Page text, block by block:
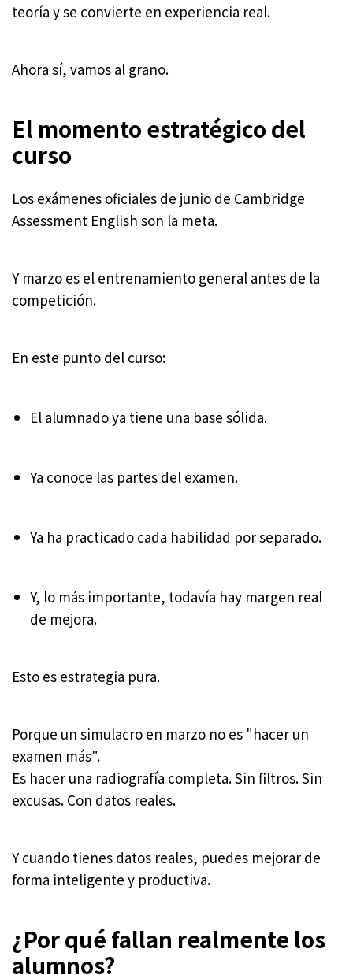
teoría y se convierte en experiencia real.
Ahora sí, vamos al grano.
El momento estratégico del
curso
Los exámenes oficiales de junio de Cambridge
Assessment English son la meta.
Y marzo es el entrenamiento general antes de la
competición.
En este punto del curso:
El alumnado ya tiene una base sólida.
Ya conoce las partes del examen.
Ya ha practicado cada habilidad por separado.
Y, lo más importante, todavía hay margen real
de mejora.
Esto es estrategia pura.
Porque un simulacro en marzo no es "hacer un
examen más".
Es hacer una radiografía completa. Sin filtros. Sin
excusas. Con datos reales.
Y cuando tienes datos reales, puedes mejorar de
forma inteligente y productiva.
¿Por qué fallan realmente los
alumnos?